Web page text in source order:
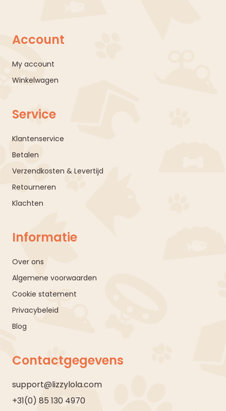
Account
My account
Winkelwagen
Service
Klantenservice
Betalen
Verzendkosten & Levertijd
Retourneren
Klachten
Informatie
Over ons
Algemene voorwaarden
Cookie statement
Privacybeleid
Blog
Contactgegevens
support@lizzylola.com
+31(0) 85 130 4970